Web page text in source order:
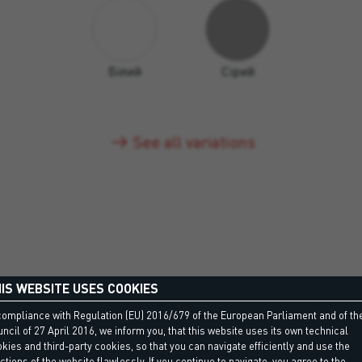
Білий Сірий
See all variations
DISCOVER MORE
WEBSITE USES COOKIES
with Regulation (EU) 2016/679 of the European Parliament and of
of 27 April 2016, we inform you, that this website uses its own technical
and third-party cookies, so that you can navigate efficiently and use the